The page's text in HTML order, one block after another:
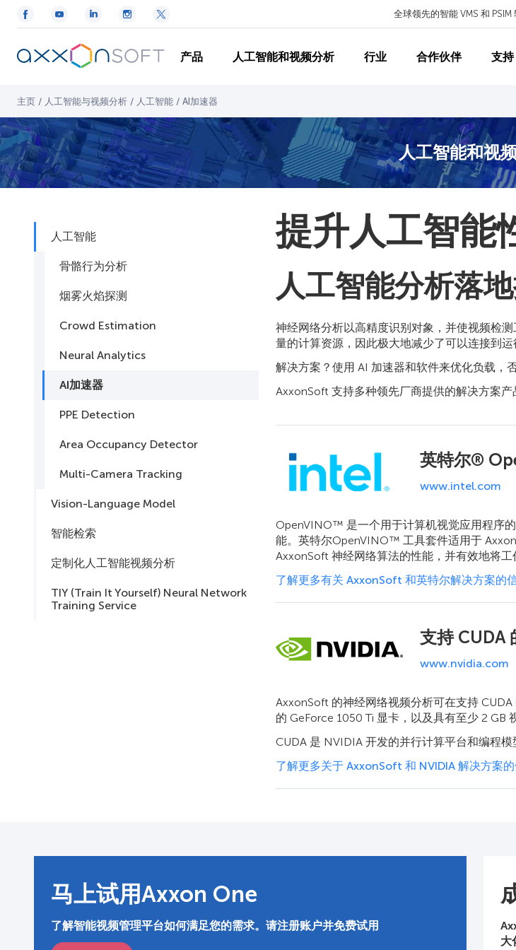
全球领先的智能 VMS 和 PSIM
产品 人工智能和视频分析 行业 合作伙伴 支持
主页 / 人工智能与视频分析 / 人工智能 / AI加速器
人工智能和视
人工智能
骨骼行为分析
烟雾火焰探测
Crowd Estimation
Neural Analytics
AI加速器
PPE Detection
Area Occupancy Detector
Multi-Camera Tracking
Vision-Language Model
智能检索
定制化人工智能视频分析
TIY (Train It Yourself) Neural Network
Training Service
提升人工智能
人工智能分析落
神经网络分析以高精度识别对象，并使视频检
量的计算资源，因此极大地减少了可以连接到
解决方案？使用 AI 加速器和软件来优化负载，
AxxonSoft 支持多种领先厂商提供的解决方案产
英特尔®
www.intel.com
OpenVINO™ 是一个用于计算机视觉应用程序
能。英特尔OpenVINO™ 工具套件适用于
AxxonSoft 神经网络算法的性能，并有效地将工
了解更多有关 AxxonSoft 和英特尔解决方案的
支持 CUDA
www.nvidia.com
AxxonSoft 的神经网络视频分析可在支持
的 GeForce 1050 Ti 显卡，以及具有至少 2 GB
CUDA 是 NVIDIA 开发的并行计算平台和编程
了解更多关于 AxxonSoft 和 NVIDIA 解决方案
马上试用Axxon One
了解智能视频管理平台如何满足您的需求。请注册账户并免费试用
大